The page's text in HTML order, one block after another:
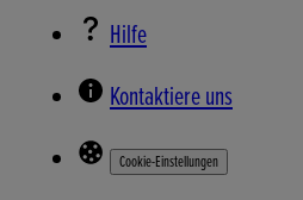
Hilfe
Kontaktiere uns
Cookie-Einstellungen